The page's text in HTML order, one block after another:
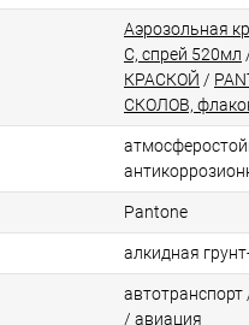
Аэрозольная
C, спрей 520мл
КРАСКОЙ /
СКОЛОВ,
Pantone
алкидная
/ авиация